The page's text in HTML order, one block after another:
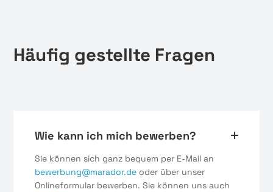
Häufig gestellte Fragen
Wie kann ich mich bewerben?
Sie können sich ganz bequem per E-Mail an
bewerbung@marador.de oder über unser
Onlineformular bewerben. Sie können uns auch